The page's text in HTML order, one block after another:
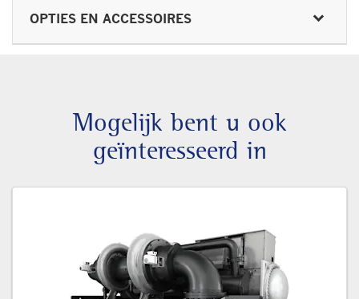
OPTIES EN ACCESSOIRES
Mogelijk bent u ook
geïnteresseerd in